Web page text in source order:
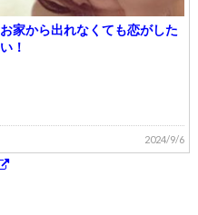
お家から出れなくても恋がした
い！
2024/9/6